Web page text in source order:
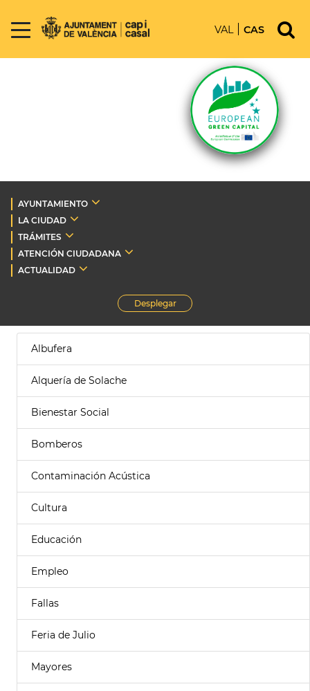
VAL CAS
AYUNTAMIENTO
LA CIUDAD
TRÁMITES
ATENCIÓN CIUDADANA
ACTUALIDAD
Desplegar
Albufera
Alquería de Solache
Bienestar Social
Bomberos
Contaminación Acústica
Cultura
Educación
Empleo
Fallas
Feria de Julio
Mayores